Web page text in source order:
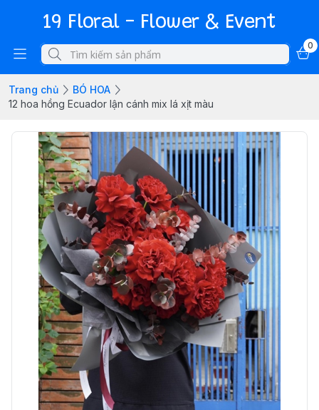
19 Floral - Flower & Event
0
Trang chủ
BÓ HOA
12 hoa hồng Ecuador lận cánh mix lá xịt màu